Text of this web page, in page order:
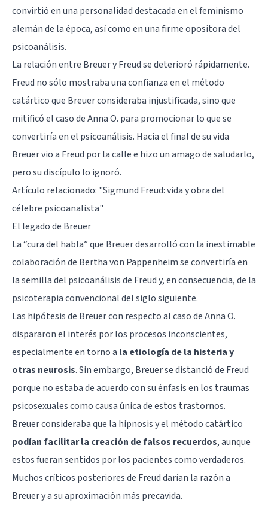
convirtió en una personalidad destacada en el feminismo
alemán de la época, así como en una firme opositora del
psicoanálisis.
La relación entre Breuer y Freud se deterioró rápidamente.
Freud no sólo mostraba una confianza en el método
catártico que Breuer consideraba injustificada, sino que
mitificó el caso de Anna O. para promocionar lo que se
convertiría en el psicoanálisis. Hacia el final de su vida
Breuer vio a Freud por la calle e hizo un amago de saludarlo,
pero su discípulo lo ignoró.
Artículo relacionado: "Sigmund Freud: vida y obra del
célebre psicoanalista"
El legado de Breuer
La “cura del habla” que Breuer desarrolló con la inestimable
colaboración de Bertha von Pappenheim se convertiría en
la semilla del psicoanálisis de Freud y, en consecuencia, de la
psicoterapia convencional del siglo siguiente.
Las hipótesis de Breuer con respecto al caso de Anna O.
dispararon el interés por los procesos inconscientes,
especialmente en torno a la etiología de la histeria y
otras neurosis. Sin embargo, Breuer se distanció de Freud
porque no estaba de acuerdo con su énfasis en los traumas
psicosexuales como causa única de estos trastornos.
Breuer consideraba que la hipnosis y el método catártico
podían facilitar la creación de falsos recuerdos, aunque
estos fueran sentidos por los pacientes como verdaderos.
Muchos críticos posteriores de Freud darían la razón a
Breuer y a su aproximación más precavida.